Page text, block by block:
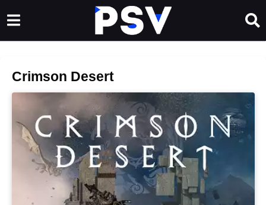
Crimson Desert